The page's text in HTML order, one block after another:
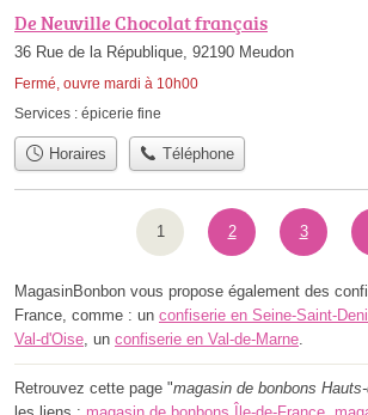
De Neuville Chocolat français
36 Rue de la République, 92190 Meudon
Fermé, ouvre mardi à 10h00
Services : épicerie fine
Horaires Téléphone
1 2 3
MagasinBonbon vous propose également des
France, comme : un confiserie en Seine-Saint-
Val-d'Oise , un confiserie en Val-de-Marne
Retrouvez cette page "magasin de bonbons
les liens : magasin de bonbons Île-de-France